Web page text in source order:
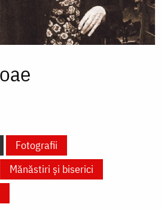
Fotografii
Mănăstiri și biserici